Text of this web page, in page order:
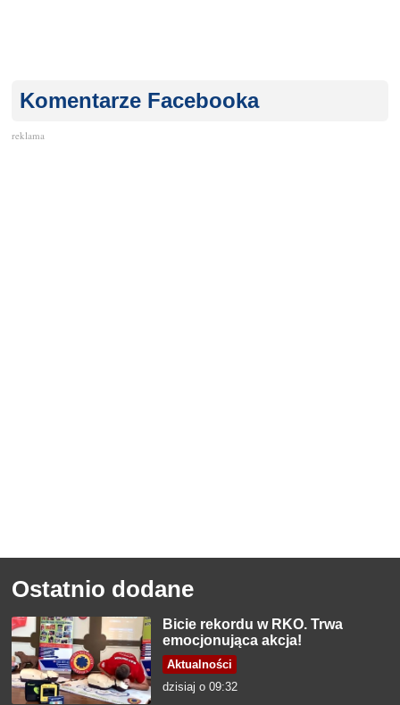
Komentarze Facebooka
reklama
Ostatnio dodane
Bicie rekordu w RKO. Trwa
emocjonująca akcja!
Aktualności
dzisiaj o 09:32